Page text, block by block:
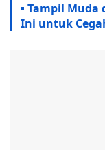
Tampil Muda
Ini untuk